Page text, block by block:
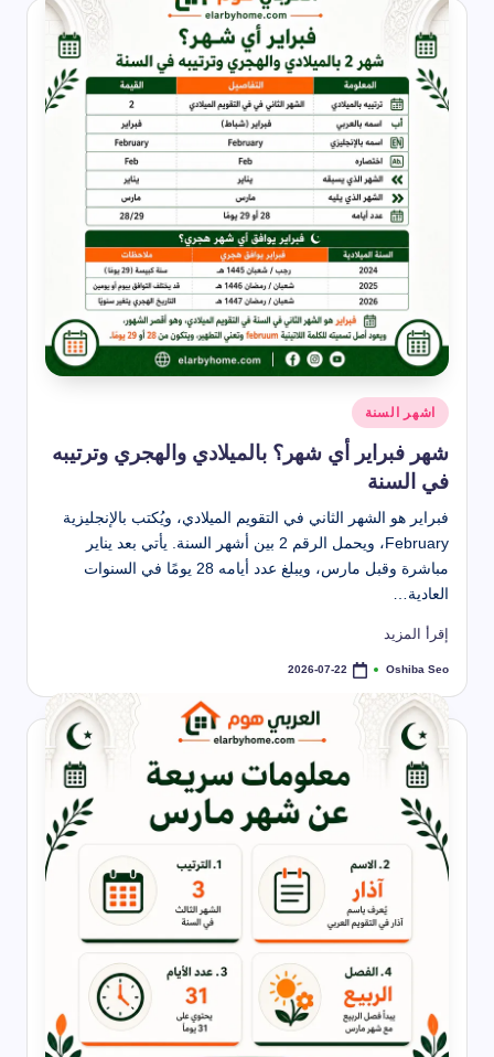
نُشر
في
اشهر السنة
شهر فبراير أي شهر؟ بالميلادي والهجري وترتيبه
في السنة
فبراير هو الشهر الثاني في التقويم الميلادي، ويُكتب بالإنجليزية
February، ويحمل الرقم 2 بين أشهر السنة. يأتي بعد يناير
مباشرة وقبل مارس، ويبلغ عدد أيامه 28 يومًا في السنوات
العادية…
إقرأ المزيد
تمّ
بواسطة
Oshiba Seo
2026-07-22